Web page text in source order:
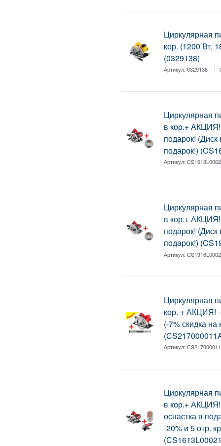
Циркулярная
кор. (1200 Вт,
(0329138)
Артикул:0329138
Циркулярная
в кор.+
подарок!
подарок!)
Артикул:
Циркулярная
в кор.+
подарок!
подарок!)
Артикул:
Циркулярная
кор. + АКЦИЯ! -
(-7% скидка на
Артикул:
Циркулярная
в кор.+ АКЦИЯ!
оснастка в
-20% и 5 отр.